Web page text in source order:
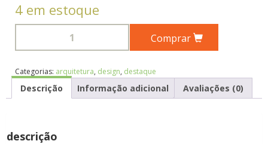
4 em estoque
Comprar
Categorias: arquitetura, design, destaque
Descrição Informação adicional Avaliações (0)
descrição